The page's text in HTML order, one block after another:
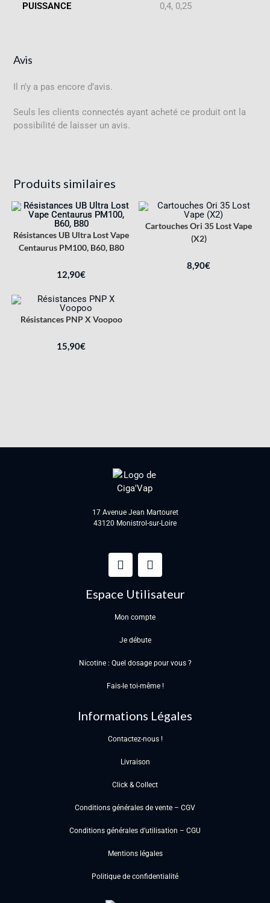
PUISSANCE
0,4, 0,25
Avis
Il n’y a pas encore d’avis.
Seuls les clients connectés ayant acheté ce produit ont la
possibilité de laisser un avis.
Produits similaires
Résistances UB Ultra Lost Vape
Centaurus PM100, B60, B80
12,90€
Cartouches Ori 35 Lost Vape
(X2)
8,90€
Résistances PNP X Voopoo
15,90€
17 Avenue Jean Martouret
43120 Monistrol-sur-Loire
Espace Utilisateur
Mon compte
Je débute
Nicotine : Quel dosage pour vous ?
Fais-le toi-même !
Informations Légales
Contactez-nous !
Livraison
Click & Collect
Conditions générales de vente – CGV
Conditions générales d’utilisation – CGU
Mentions légales
Politique de confidentialité